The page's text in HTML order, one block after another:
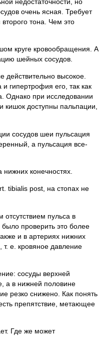
очень ясная. Требует
тона. Чем это
круге кровообращения. А
шейных сосудов.
действительно высокое.
гипертрофия его, так как
Однако при исследовании
кишок доступны пальпации,
сосудов шеи пульсация
а пульсация все-
конечностях.
tibialis post, на стопах не
пульса в
проверить это более
и в артериях нижних
е. кровяное давление
сосуды верхней
а в нижней половине
резко снижено. Как понять
препятствие, метающее
Где же может